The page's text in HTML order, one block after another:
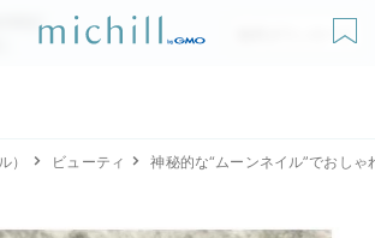
が
無料ダウンロード
） ビューティ 神秘的な“ムーンネイル”でおし